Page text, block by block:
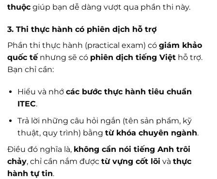
thuộc giúp bạn dễ dàng vượt qua phần thi này.
3. Thi thực hành có phiên dịch hỗ trợ
Phần thi thực hành (practical exam) có giám khảo
quốc tế nhưng sẽ có phiên dịch tiếng Việt hỗ trợ.
Bạn chỉ cần:
Hiểu và nhớ các bước thực hành tiêu chuẩn
ITEC.
Trả lời những câu hỏi ngắn (tên sản phẩm, kỹ
thuật, quy trình) bằng từ khóa chuyên ngành.
Điều đó nghĩa là, không cần nói tiếng Anh trôi
chảy, chỉ cần nắm được từ vựng cốt lõi và thực
hành tự tin.